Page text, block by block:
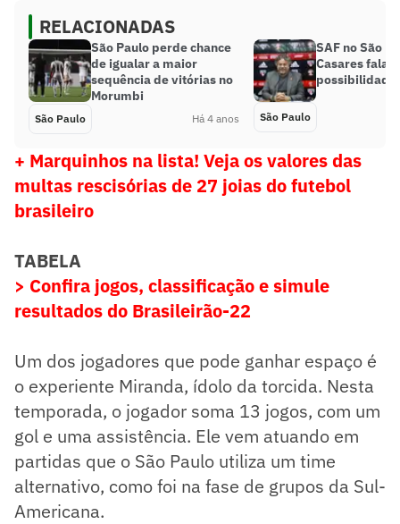
RELACIONADAS
São Paulo perde chance
de igualar a maior
sequência de vitórias no
Morumbi
São Paulo Há 4 anos
SAF no São
Casares fala
possibilidade
São Paulo
+ Marquinhos na lista! Veja os valores das
multas rescisórias de 27 joias do futebol
brasileiro
TABELA
> Confira jogos, classificação e simule
resultados do Brasileirão-22
Um dos jogadores que pode ganhar espaço é
o experiente Miranda, ídolo da torcida. Nesta
temporada, o jogador soma 13 jogos, com um
gol e uma assistência. Ele vem atuando em
partidas que o São Paulo utiliza um time
alternativo, como foi na fase de grupos da Sul-
Americana.